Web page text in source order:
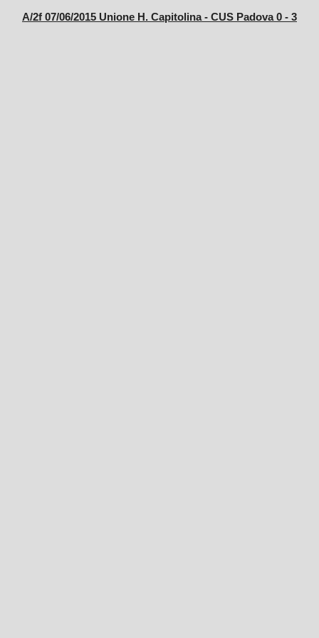
A/2f 07/06/2015 Unione H. Capitolina - CUS Padova 0 - 3